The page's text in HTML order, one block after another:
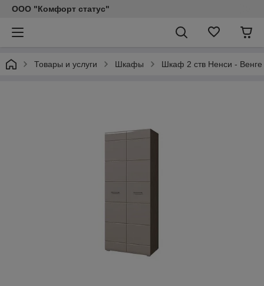
ООО "Комфорт статус"
Товары и услуги Шкафы Шкаф 2 ств Ненси - Венге